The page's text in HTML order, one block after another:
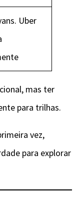
Uber
mas ter
para trilhas.
vez,
para explorar